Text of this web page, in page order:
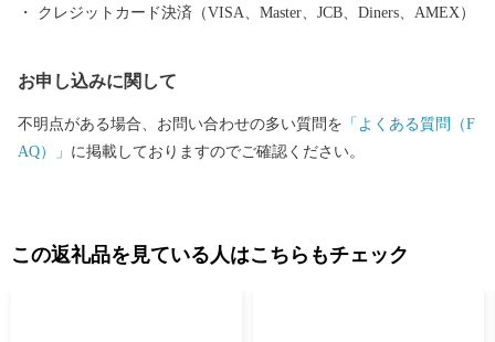
クレジットカード決済（VISA、Master、JCB、Diners、AMEX）
お申し込みに関して
不明点がある場合、お問い合わせの多い質問を 「よくある質問（F
AQ）」 に掲載しておりますのでご確認ください。
この返礼品を見ている人はこちらもチェック